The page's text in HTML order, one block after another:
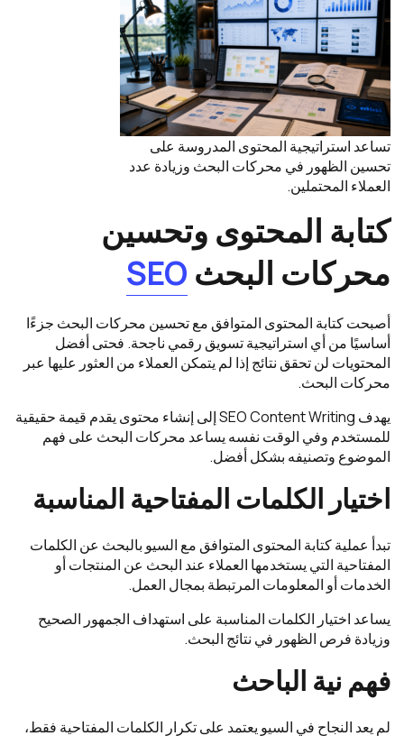
تساعد استراتيجية المحتوى المدروسة على
تحسين الظهور في محركات البحث وزيادة عدد
العملاء المحتملين.
كتابة المحتوى وتحسين
محركات البحث SEO
أصبحت كتابة المحتوى المتوافق مع تحسين محركات البحث جزءًا
أساسيًا من أي استراتيجية تسويق رقمي ناجحة. فحتى أفضل
المحتويات لن تحقق نتائج إذا لم يتمكن العملاء من العثور عليها عبر
محركات البحث.
يهدف SEO Content Writing إلى إنشاء محتوى يقدم قيمة حقيقية
للمستخدم وفي الوقت نفسه يساعد محركات البحث على فهم
الموضوع وتصنيفه بشكل أفضل.
اختيار الكلمات المفتاحية المناسبة
تبدأ عملية كتابة المحتوى المتوافق مع السيو بالبحث عن الكلمات
المفتاحية التي يستخدمها العملاء عند البحث عن المنتجات أو
الخدمات أو المعلومات المرتبطة بمجال العمل.
يساعد اختيار الكلمات المناسبة على استهداف الجمهور الصحيح
وزيادة فرص الظهور في نتائج البحث.
فهم نية الباحث
لم يعد النجاح في السيو يعتمد على تكرار الكلمات المفتاحية فقط،